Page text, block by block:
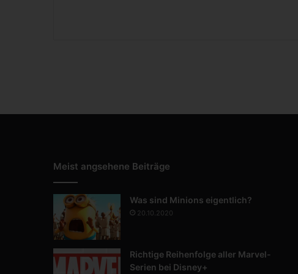
Meist angsehene Beiträge
Was sind Minions eigentlich?
20.10.2020
Richtige Reihenfolge aller Marvel-
Serien bei Disney+